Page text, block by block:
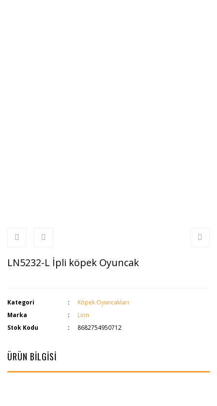
LN5232-L İpli köpek Oyuncak
Kategori
Köpek Oyuncakları
Marka
Lion
Stok Kodu
8682754950712
ÜRÜN BİLGİSİ